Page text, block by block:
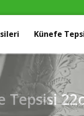
Künefe
Tepsisi